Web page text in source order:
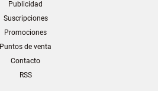
Publicidad
Suscripciones
Promociones
Puntos de venta
Contacto
RSS